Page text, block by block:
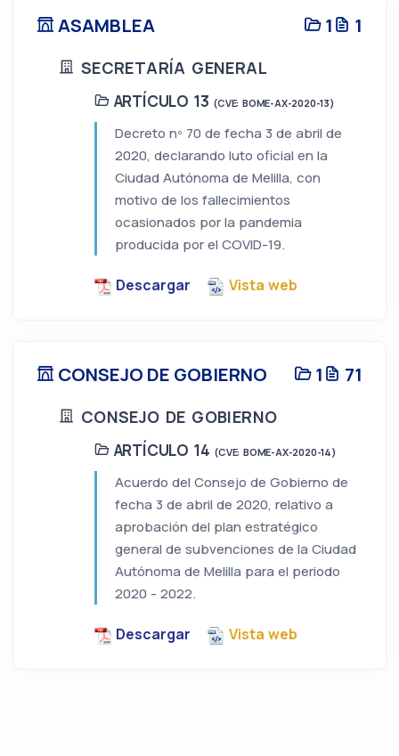
ASAMBLEA 1 1
SECRETARÍA GENERAL
ARTÍCULO 13 (CVE: BOME-AX-2020-13)
Decreto nº 70 de fecha 3 de abril de
2020, declarando luto oficial en la
Ciudad Autónoma de Melilla, con
motivo de los fallecimientos
ocasionados por la pandemia
producida por el COVID-19.
Descargar Vista web
CONSEJO DE GOBIERNO 1 71
CONSEJO DE GOBIERNO
ARTÍCULO 14 (CVE: BOME-AX-2020-14)
Acuerdo del Consejo de Gobierno de
fecha 3 de abril de 2020, relativo a
aprobación del plan estratégico
general de subvenciones de la Ciudad
Autónoma de Melilla para el periodo
2020 - 2022.
Descargar Vista web